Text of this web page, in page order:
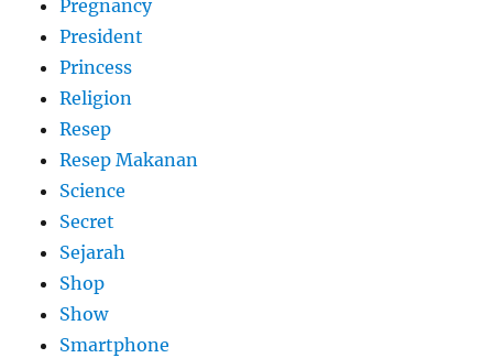
Pregnancy
President
Princess
Religion
Resep
Resep Makanan
Science
Secret
Sejarah
Shop
Show
Smartphone